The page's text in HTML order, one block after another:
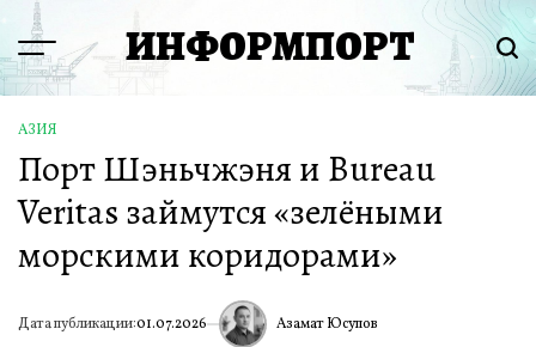
Перейти
содержимому
Menu ИНФОРМПОРТ
ОПУБЛИКОВАНО
В
АЗИЯ
Порт Шэньчжэня и Bureau
Veritas займутся «зелёными
морскими коридорами»
Дата публикации:01.07.2026 ИА Азамат Юсупов